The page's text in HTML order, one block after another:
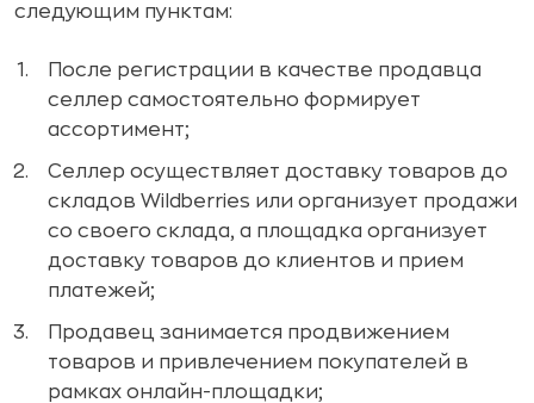
следующим пунктам:
После регистрации в качестве продавца
селлер самостоятельно формирует
ассортимент;
Селлер осуществляет доставку товаров до
складов Wildberries или организует продажи
со своего склада, а площадка организует
доставку товаров до клиентов и прием
платежей;
Продавец занимается продвижением
товаров и привлечением покупателей в
рамках онлайн-площадки;